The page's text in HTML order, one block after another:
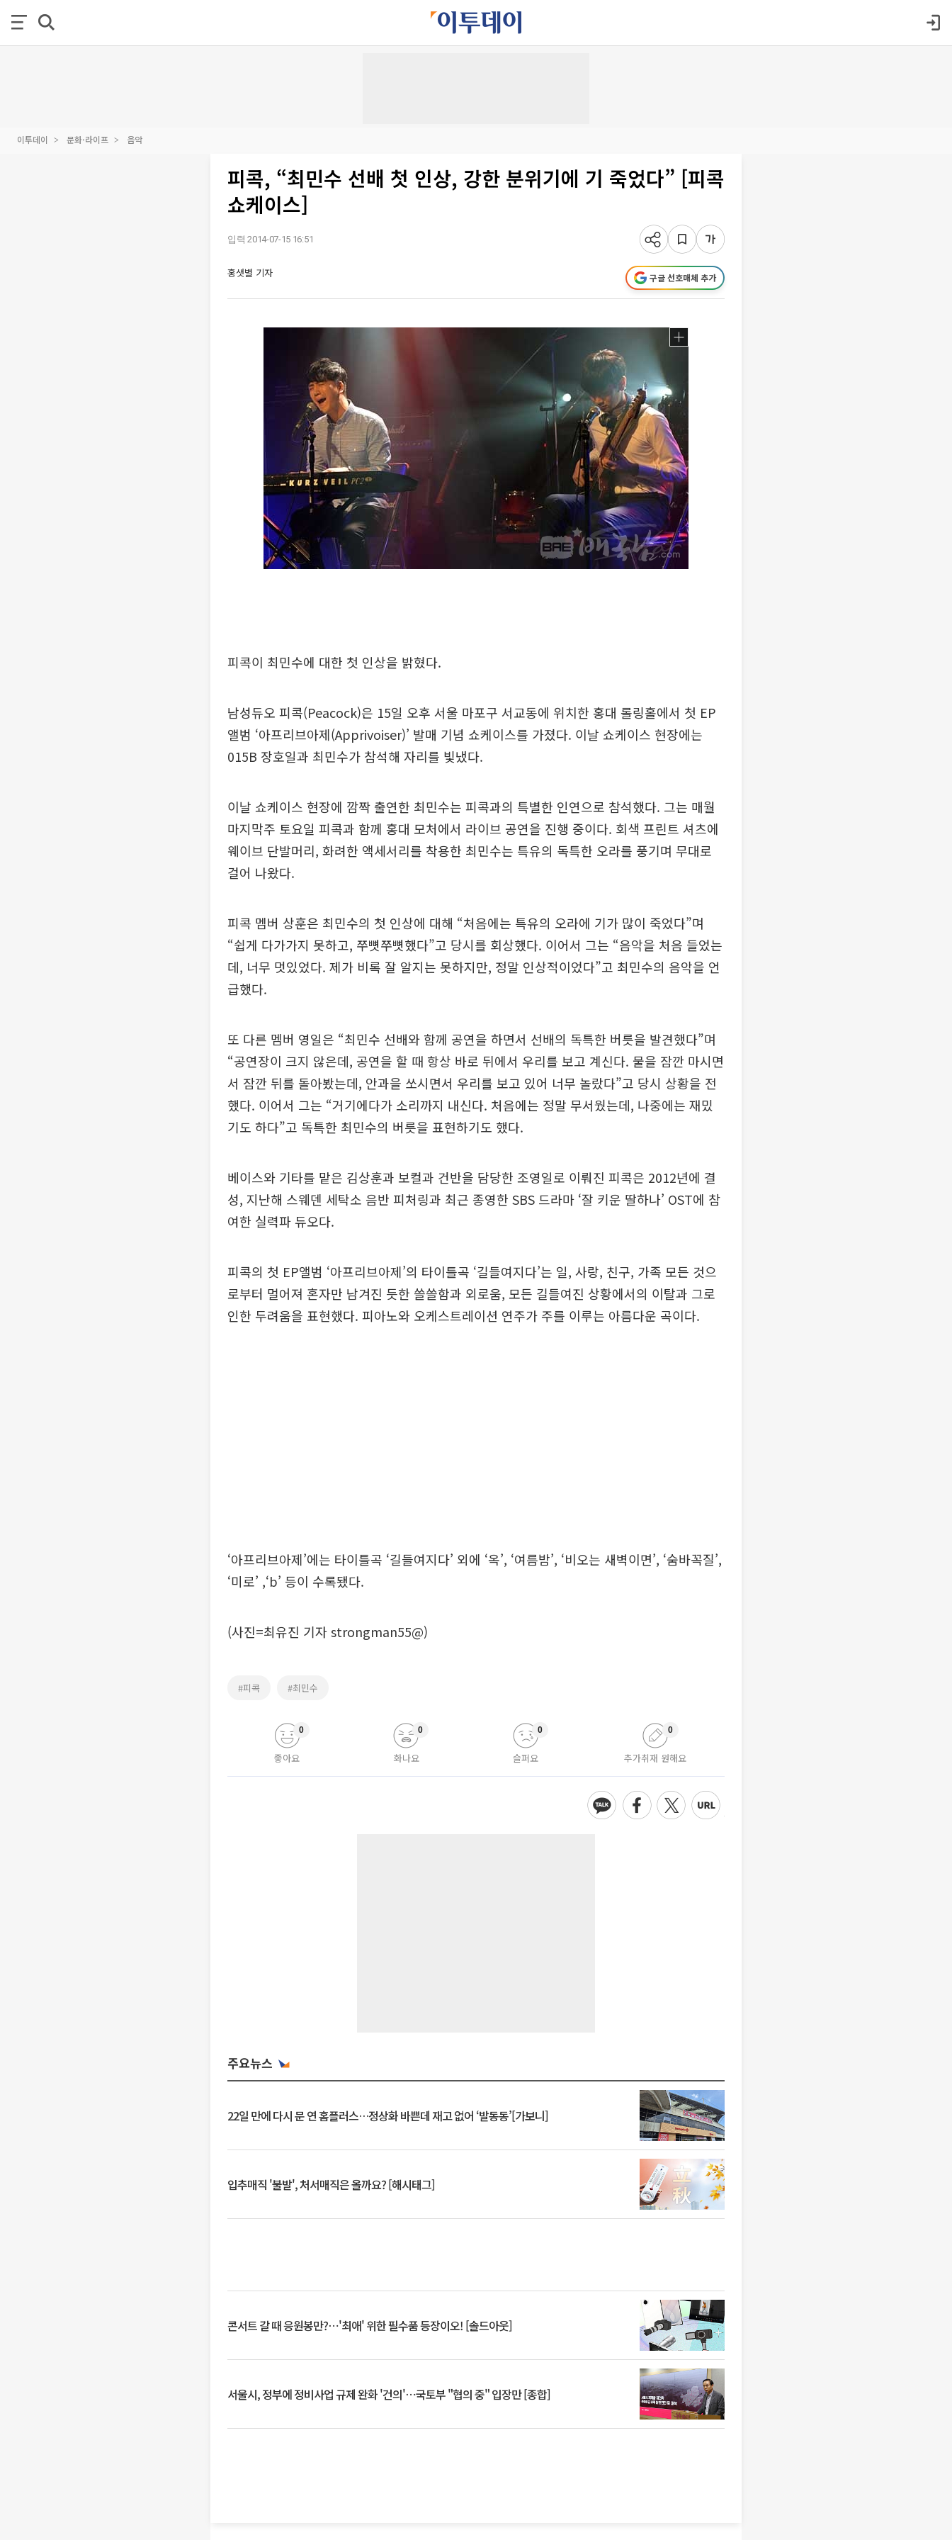
이투데이 문화·라이프 음악
피콕, “최민수 선배 첫 인상, 강한 분위기에 기 죽었다” [피콕
쇼케이스]
입력 2014-07-15 16:51
홍샛별 기자 구글 선호매체 추가
피콕이 최민수에 대한 첫 인상을 밝혔다.
남성듀오 피콕(Peacock)은 15일 오후 서울 마포구 서교동에 위치한 홍대 롤링홀에서 첫 EP
앨범 ‘아프리브아제(Apprivoiser)’ 발매 기념 쇼케이스를 가졌다. 이날 쇼케이스 현장에는
015B 장호일과 최민수가 참석해 자리를 빛냈다.
이날 쇼케이스 현장에 깜짝 출연한 최민수는 피콕과의 특별한 인연으로 참석했다. 그는 매월
마지막주 토요일 피콕과 함께 홍대 모처에서 라이브 공연을 진행 중이다. 회색 프린트 셔츠에
웨이브 단발머리, 화려한 액세서리를 착용한 최민수는 특유의 독특한 오라를 풍기며 무대로
걸어 나왔다.
피콕 멤버 상훈은 최민수의 첫 인상에 대해 “처음에는 특유의 오라에 기가 많이 죽었다”며
“쉽게 다가가지 못하고, 쭈뼛쭈뼛했다”고 당시를 회상했다. 이어서 그는 “음악을 처음 들었는
데, 너무 멋있었다. 제가 비록 잘 알지는 못하지만, 정말 인상적이었다”고 최민수의 음악을 언
급했다.
또 다른 멤버 영일은 “최민수 선배와 함께 공연을 하면서 선배의 독특한 버릇을 발견했다”며
“공연장이 크지 않은데, 공연을 할 때 항상 바로 뒤에서 우리를 보고 계신다. 물을 잠깐 마시면
서 잠깐 뒤를 돌아봤는데, 안과을 쏘시면서 우리를 보고 있어 너무 놀랐다”고 당시 상황을 전
했다. 이어서 그는 “거기에다가 소리까지 내신다. 처음에는 정말 무서웠는데, 나중에는 재밌
기도 하다”고 독특한 최민수의 버릇을 표현하기도 했다.
베이스와 기타를 맡은 김상훈과 보컬과 건반을 담당한 조영일로 이뤄진 피콕은 2012년에 결
성, 지난해 스웨덴 세탁소 음반 피처링과 최근 종영한 SBS 드라마 ‘잘 키운 딸하나’ OST에 참
여한 실력파 듀오다.
피콕의 첫 EP앨범 ‘아프리브아제’의 타이틀곡 ‘길들여지다’는 일, 사랑, 친구, 가족 모든 것으
로부터 멀어져 혼자만 남겨진 듯한 쓸쓸함과 외로움, 모든 길들여진 상황에서의 이탈과 그로
인한 두려움을 표현했다. 피아노와 오케스트레이션 연주가 주를 이루는 아름다운 곡이다.
‘아프리브아제’에는 타이틀곡 ‘길들여지다’ 외에 ‘옥’, ‘여름밤’, ‘비오는 새벽이면’, ‘숨바꼭질’,
‘미로’ ,‘b’ 등이 수록됐다.
(사진=최유진 기자 strongman55@)
#피콕 #최민수
좋아요
0
화나요
0
슬퍼요
0
추가취재 원해요
0
주요뉴스
22일 만에 다시 문 연 홈플러스…정상화 바쁜데 재고 없어 ‘발동동’[가보니]
입추매직 '불발', 처서매직은 올까요? [해시태그]
콘서트 갈 때 응원봉만?⋯'최애' 위한 필수품 등장이오! [솔드아웃]
서울시, 정부에 정비사업 규제 완화 '건의'⋯국토부 "협의 중" 입장만 [종합]